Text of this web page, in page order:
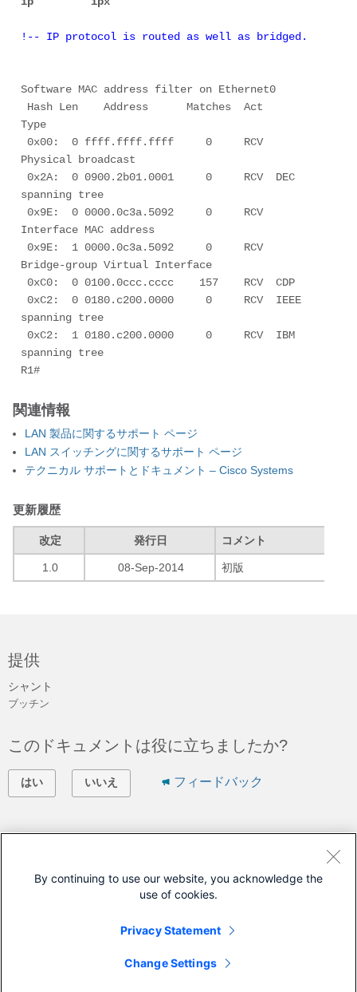
!-- IP protocol is routed as well as bridged.
Software MAC address filter on Ethernet0
Type
Physical broadcast
spanning tree
Interface MAC address
Bridge-group Virtual Interface
spanning tree
spanning tree
R1#
関連情報
LAN 製品に関するサポート ページ
LAN スイッチングに関するサポート ページ
テクニカル サポートとドキュメント – Cisco Systems
更新履歴
改定 発行日 コメント
1.0 08-Sep-2014 初版
提供
シャント
ブッチン
このドキュメントは役に立ちましたか?
はい いいえ フィードバック
サポート ケースをオープン
が必要です。)
このドキュメントは次の製品に対応しています
By continuing to use our website, you acknowledge the
use of cookies.
Privacy Statement
Change Settings